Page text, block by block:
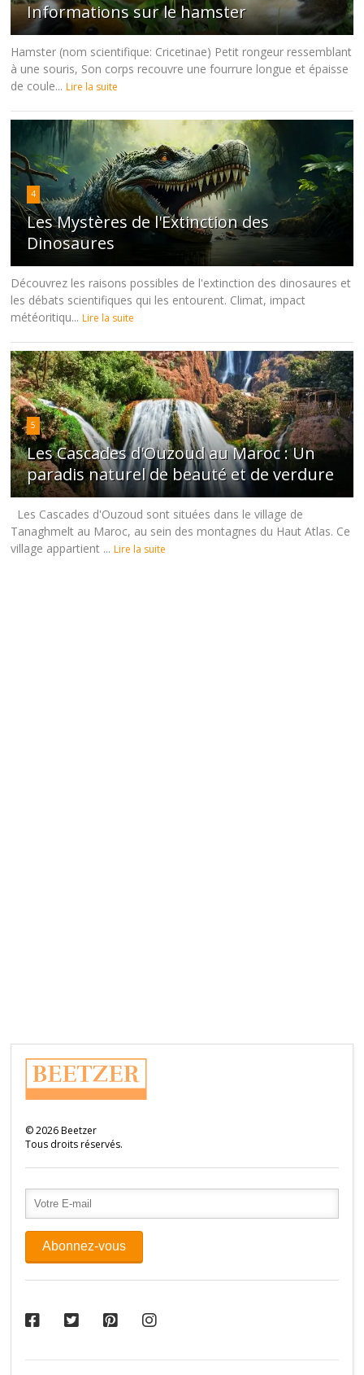
Informations sur le hamster
Hamster (nom scientifique: Cricetinae) Petit rongeur ressemblant
à une souris, Son corps recouvre une fourrure longue et épaisse
de coule... Lire la suite
4
Les Mystères de l'Extinction des
Dinosaures
Découvrez les raisons possibles de l'extinction des dinosaures et
les débats scientifiques qui les entourent. Climat, impact
météoritiqu... Lire la suite
5
Les Cascades d'Ouzoud au Maroc : Un
paradis naturel de beauté et de verdure
Les Cascades d'Ouzoud sont situées dans le village de
Tanaghmelt au Maroc, au sein des montagnes du Haut Atlas. Ce
village appartient ... Lire la suite
©2026Beetzer
Tous droits réservés.